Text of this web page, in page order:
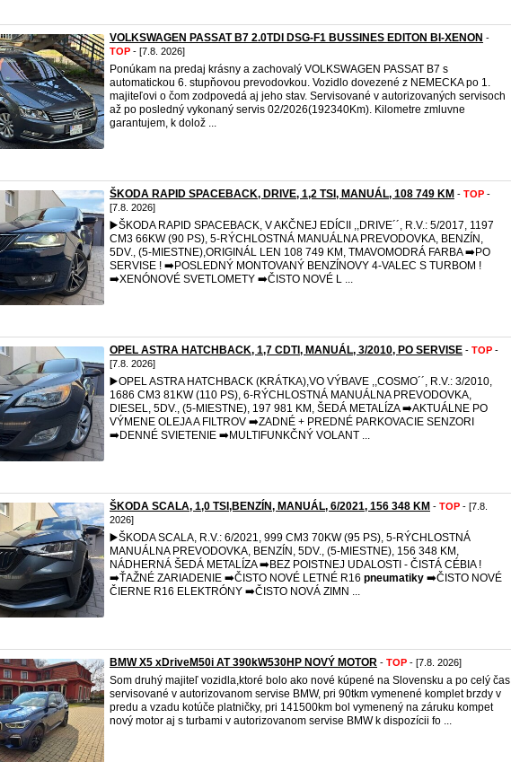
VOLKSWAGEN PASSAT B7 2.0TDI DSG-F1 BUSSINES EDITON BI-XENON -
TOP - [7.8. 2026]
Ponúkam na predaj krásny a zachovalý VOLKSWAGEN PASSAT B7 s
automatickou 6. stupňovou prevodovkou. Vozidlo dovezené z NEMECKA po 1.
majiteľovi o čom zodpovedá aj jeho stav. Servisované v autorizovaných servisoch
až po posledný vykonaný servis 02/2026(192340Km). Kilometre zmluvne
garantujem, k dolož ...
ŠKODA RAPID SPACEBACK, DRIVE, 1,2 TSI, MANUÁL, 108 749 KM - TOP -
[7.8. 2026]
▶️ŠKODA RAPID SPACEBACK, V AKČNEJ EDÍCII ,,DRIVE´´, R.V.: 5/2017, 1197
CM3 66KW (90 PS), 5-RÝCHLOSTNÁ MANUÁLNA PREVODOVKA, BENZÍN,
5DV., (5-MIESTNE),ORIGINÁL LEN 108 749 KM, TMAVOMODRÁ FARBA ➡️PO
SERVISE ! ➡️POSLEDNÝ MONTOVANÝ BENZÍNOVY 4-VALEC S TURBOM !
➡️XENÓNOVÉ SVETLOMETY ➡️ČISTO NOVÉ L ...
OPEL ASTRA HATCHBACK, 1,7 CDTI, MANUÁL, 3/2010, PO SERVISE - TOP -
[7.8. 2026]
▶️OPEL ASTRA HATCHBACK (KRÁTKA),VO VÝBAVE ,,COSMO´´, R.V.: 3/2010,
1686 CM3 81KW (110 PS), 6-RÝCHLOSTNÁ MANUÁLNA PREVODOVKA,
DIESEL, 5DV., (5-MIESTNE), 197 981 KM, ŠEDÁ METALÍZA ➡️AKTUÁLNE PO
VÝMENE OLEJA A FILTROV ➡️ZADNÉ + PREDNÉ PARKOVACIE SENZORI
➡️DENNÉ SVIETENIE ➡️MULTIFUNKČNÝ VOLANT ...
ŠKODA SCALA, 1,0 TSI,BENZÍN, MANUÁL, 6/2021, 156 348 KM - TOP - [7.8.
2026]
▶️ŠKODA SCALA, R.V.: 6/2021, 999 CM3 70KW (95 PS), 5-RÝCHLOSTNÁ
MANUÁLNA PREVODOVKA, BENZÍN, 5DV., (5-MIESTNE), 156 348 KM,
NÁDHERNÁ ŠEDÁ METALÍZA ➡️BEZ POISTNEJ UDALOSTI - ČISTÁ CÉBIA !
➡️ŤAŽNÉ ZARIADENIE ➡️ČISTO NOVÉ LETNÉ R16 pneumatiky ➡️ČISTO NOVÉ
ČIERNE R16 ELEKTRÓNY ➡️ČISTO NOVÁ ZIMN ...
BMW X5 xDriveM50i AT 390kW530HP NOVÝ MOTOR - TOP - [7.8. 2026]
Som druhý majiteľ vozidla,ktoré bolo ako nové kúpené na Slovensku a po celý čas
servisované v autorizovanom servise BMW, pri 90tkm vymenené komplet brzdy v
predu a vzadu kotúče platničky, pri 141500km bol vymenený na záruku kompet
nový motor aj s turbami v autorizovanom servise BMW k dispozícii fo ...